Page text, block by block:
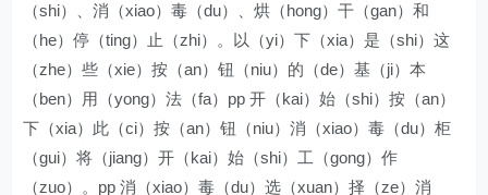
（shi）、消（xiao）毒（du）、烘（hong）干（gan）和
（he）停（ting）止（zhi）。以（yi）下（xia）是（shi）这
（zhe）些（xie）按（an）钮（niu）的（de）基（ji）本
（ben）用（yong）法（fa）pp 开（kai）始（shi）按（an）
下（xia）此（ci）按（an）钮（niu）消（xiao）毒（du）柜
（gui）将（jiang）开（kai）始（shi）工（gong）作
（zuo）。pp 消（xiao）毒（du）选（xuan）择（ze）消